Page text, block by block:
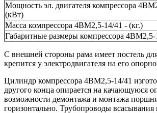
Мощность эл. двигателя компрессора
(кВт)
Масса компрессора 4ВМ2,5-14/41 - (кг.)
Габаритные размеры компрессора
С внешней стороны рама имеет постель
крепится у электродвигателя на его
Цилиндр компрессора 4ВМ2,5-14/41
другого конца опирается на качающуюся
возможности демонтажа и монтажа
горизонтально. Трубопроводы